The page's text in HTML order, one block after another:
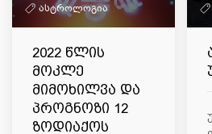
ასტროლოგია
2022 წლის
მოკლე
მიმოხილვა და
პროგნოზი 12
ზოდიაქოს